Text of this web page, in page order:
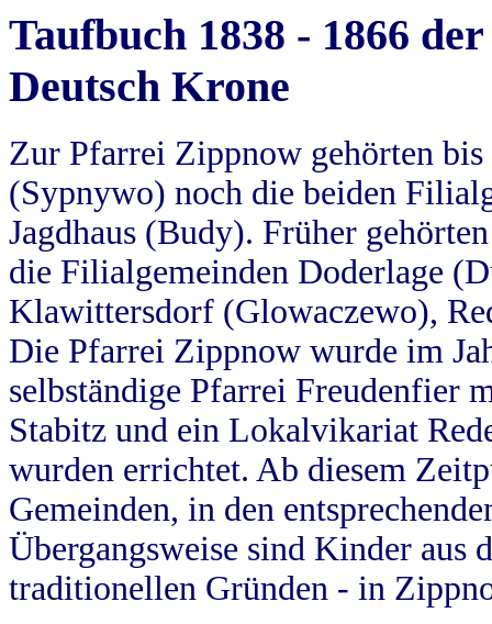
Taufbuch 1838 - 1866
Deutsch Krone
Zur Pfarrei Zippnow gehörten
(Sypnywo) noch die beiden
Jagdhaus (Budy). Früher
die Filialgemeinden Doderlage
Klawittersdorf (Glowaczewo),
Die Pfarrei Zippnow wurde im
selbständige Pfarrei Freudenfier
Stabitz und ein Lokalvikariat
wurden errichtet. Ab diesem
Gemeinden, in den
Übergangsweise sind Kinder aus
traditionellen Gründen - in